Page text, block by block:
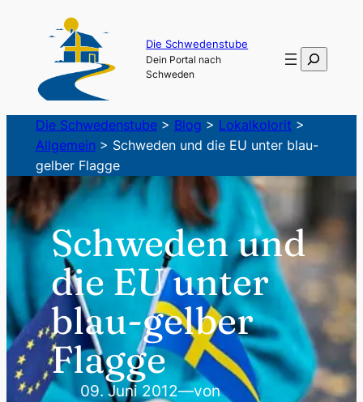
springen
Die Schwedenstube
Dein Portal nach
Schweden
Suchen
Die Schwedenstube> Blog > Lokalkolorit >
Allgemein > Schweden und die EU unter blau-
gelber Flagge
Schweden und
die EU unter
blau-gelber
Flagge
09. Juni 2012—von